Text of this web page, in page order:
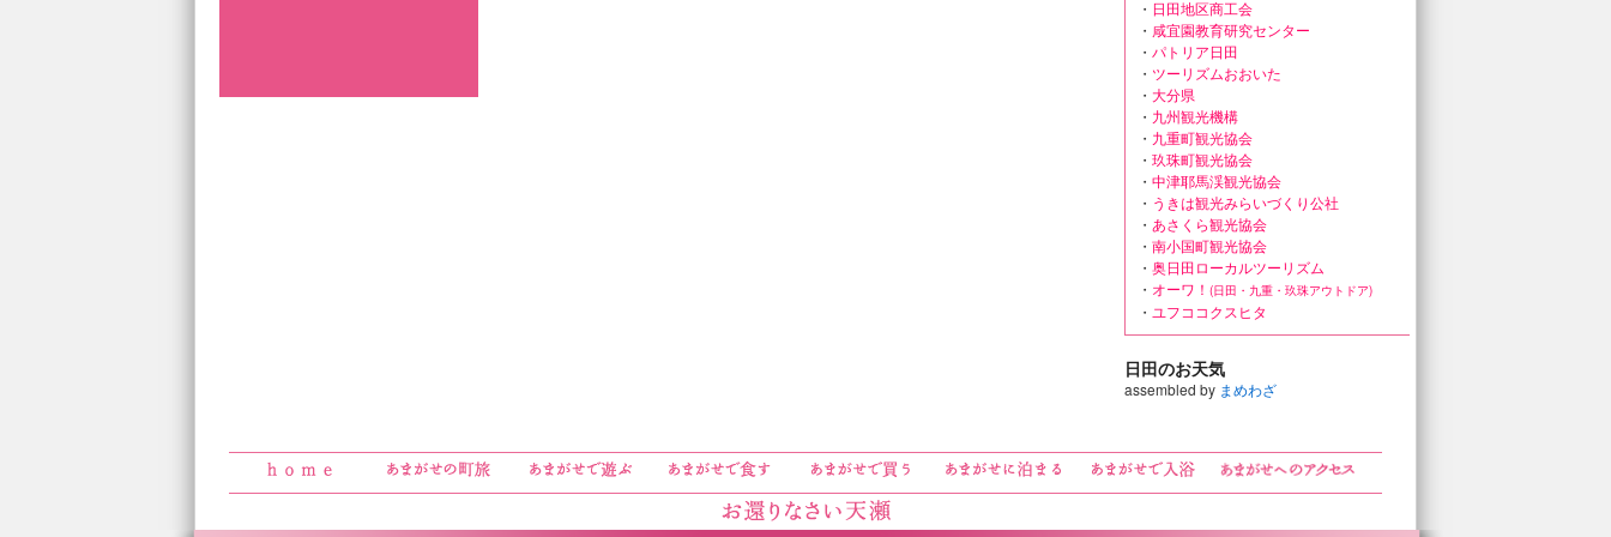
・ 日田地区商工会
・ 咸宜園教育研究センター
・ パトリア日田
・ ツーリズムおおいた
・ 大分県
・ 九州観光機構
・ 九重町観光協会
・ 玖珠町観光協会
・ 中津耶馬渓観光協会
・ うきは観光みらいづくり公社
・ あさくら観光協会
・ 南小国町観光協会
・ 奥日田ローカルツーリズム
・ オーワ！ (日田・九重・玖珠アウトドア)
・ ユフココクスヒタ
日田のお天気
assembled by まめわざ